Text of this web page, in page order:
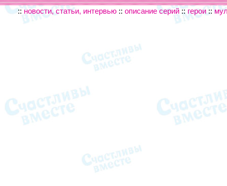
::новости, статьи, интервью :: описание серий:: герои::